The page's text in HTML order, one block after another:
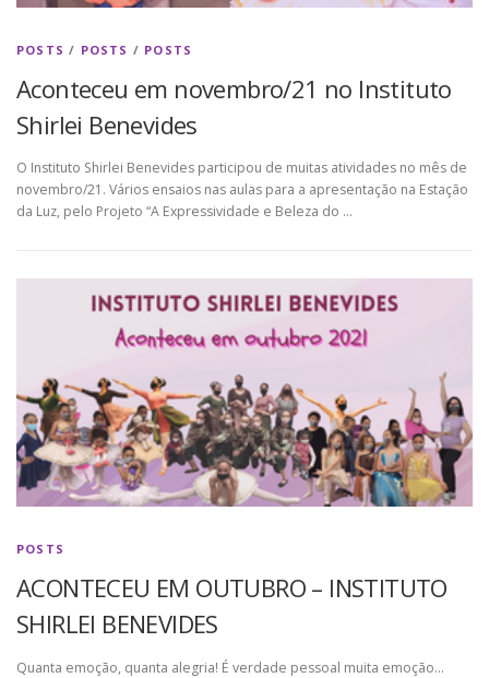
POSTS / POSTS / POSTS
Aconteceu em novembro/21 no Instituto
Shirlei Benevides
O Instituto Shirlei Benevides participou de muitas atividades no mês de
novembro/21. Vários ensaios nas aulas para a apresentação na Estação
da Luz, pelo Projeto “A Expressividade e Beleza do …
POSTS
ACONTECEU EM OUTUBRO – INSTITUTO
SHIRLEI BENEVIDES
Quanta emoção, quanta alegria! É verdade pessoal muita emoção…